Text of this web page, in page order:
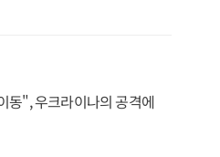
동", 우크라이나의 공격에